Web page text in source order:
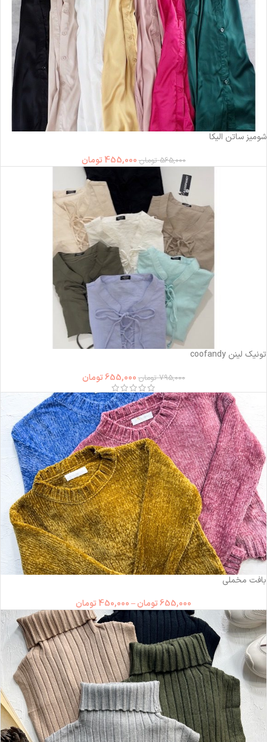
-19%
شومیز ساتن الیکا
565,000 تومان455,000 تومان
تونیک لینن coofandy
795,000 تومان655,000تومان
بافت مخملی
655,000تومان–
450,000 تومان